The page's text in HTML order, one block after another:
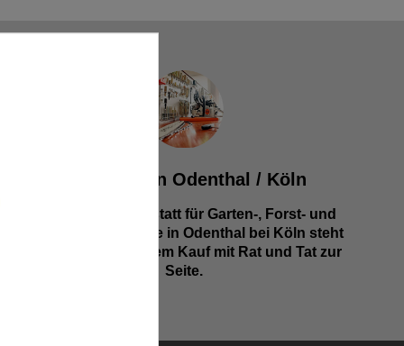
Werkstatt in Odenthal / Köln
Unsere Fachwerkstatt für Garten-, Forst- und
Landtechnik- Geräte in Odenthal bei Köln steht
Ihnen auch nach dem Kauf mit Rat und Tat zur
Seite.